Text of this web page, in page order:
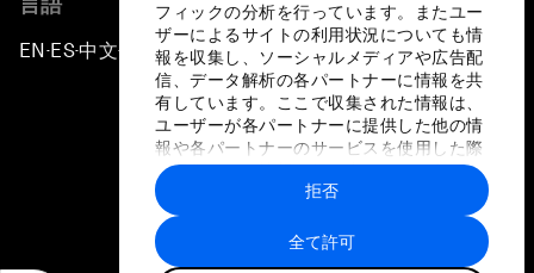
フィックの分析を行っています。またユー
ザーによるサイトの利用状況についても情
報を収集し、ソーシャルメディアや広告配
信、データ解析の各パートナーに情報を共
有しています。ここで収集された情報は、
ユーザーが各パートナーに提供した他の情
報や各パートナーのサービスを使用した際
に収集された情報と組み合わされ、各パー
トナーによって使用されることがありま
す。
全て許可
拒否
EN ▪ ES▪中文▪ 日本語
プライバシーポリシーと利用規約
サイトマップ